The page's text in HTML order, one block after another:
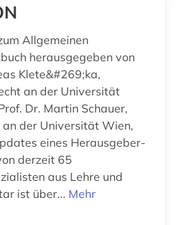
unterricht und kultus (1)
wissenschaft und kunst (1)
Allgemeinen
herausgegeben von
Klete&#269;ka,
an der Universität
Dr. Martin Schauer,
der Universität Wien,
eines Herausgeber-
derzeit 65
aus Lehre und
ist über... Mehr